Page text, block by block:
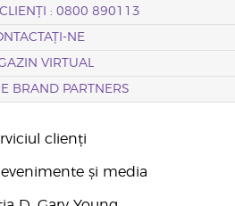
: 0800 890113
NE
VIRTUAL
BRAND PARTNERS
clienți
și media